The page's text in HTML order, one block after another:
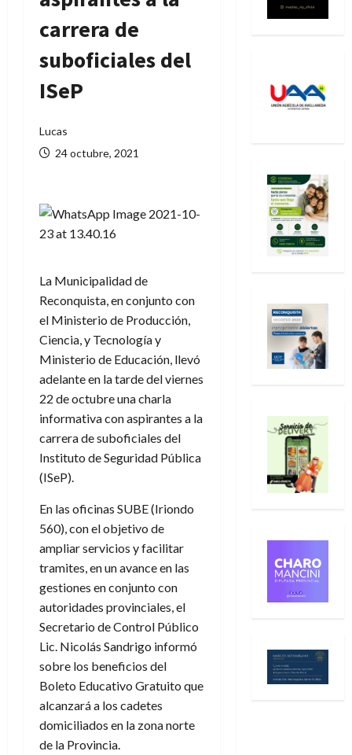
carrera de
suboficiales del
ISeP
Lucas
24 octubre, 2021
La Municipalidad de
Reconquista, en conjunto con
el Ministerio de Producción,
Ciencia, y Tecnología y
Ministerio de Educación, llevó
adelante en la tarde del viernes
22 de octubre una charla
informativa con aspirantes a la
carrera de suboficiales del
Instituto de Seguridad Pública
(ISeP).
En las oficinas SUBE (Iriondo
560), con el objetivo de
ampliar servicios y facilitar
tramites, en un avance en las
gestiones en conjunto con
autoridades provinciales, el
Secretario de Control Público
Lic. Nicolás Sandrigo informó
sobre los beneficios del
Boleto Educativo Gratuito que
alcanzará a los cadetes
domiciliados en la zona norte
de la Provincia.